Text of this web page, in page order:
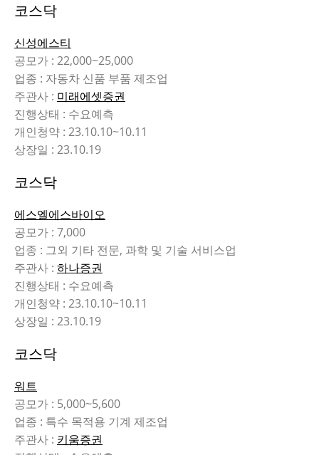
코스닥
신성에스티
공모가 : 22,000~25,000
업종 : 자동차 신품 부품 제조업
주관사 : 미래에셋증권
진행상태 : 수요예측
개인청약 : 23.10.10~10.11
상장일 : 23.10.19
코스닥
에스엘에스바이오
공모가 : 7,000
업종 : 그외 기타 전문, 과학 및 기술 서비스업
주관사 : 하나증권
진행상태 : 수요예측
개인청약 : 23.10.10~10.11
상장일 : 23.10.19
코스닥
워트
공모가 : 5,000~5,600
업종 : 특수 목적용 기계 제조업
주관사 : 키움증권